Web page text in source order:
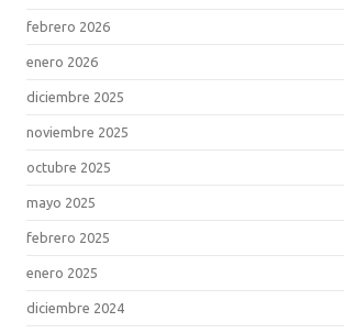
febrero 2026
enero 2026
diciembre 2025
noviembre 2025
octubre 2025
mayo 2025
febrero 2025
enero 2025
diciembre 2024